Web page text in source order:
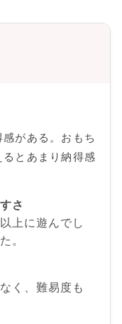
がある。おもち
とあまり納得感
さ
上に遊んでし
。
く、難易度も